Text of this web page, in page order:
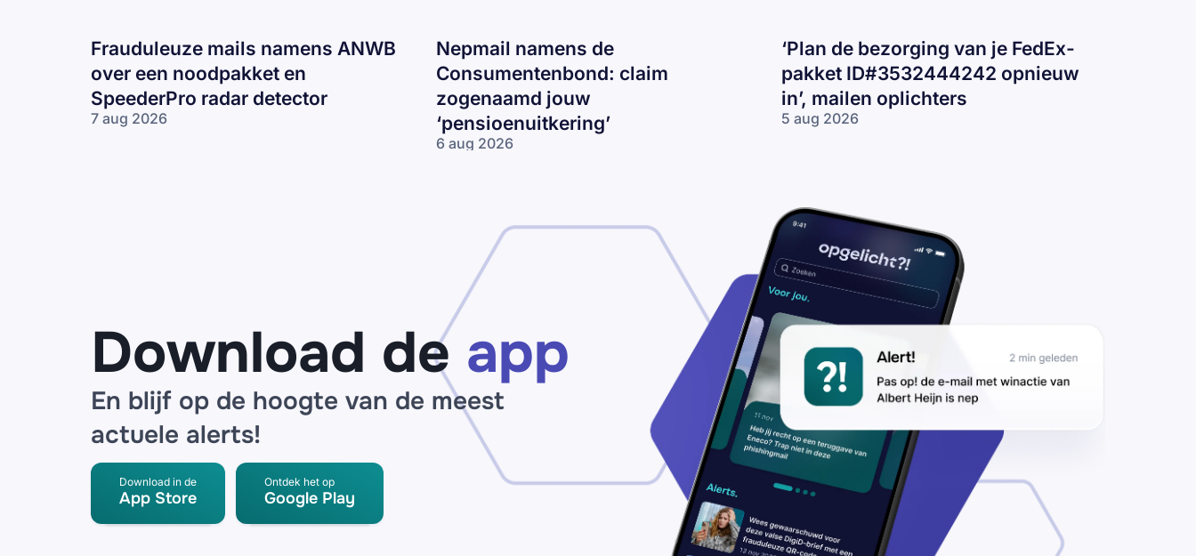
Frauduleuze mails namens ANWB
over een noodpakket en
SpeederPro radar detector
7 aug 2026
Nepmail namens de
Consumentenbond: claim
zogenaamd jouw
‘pensioenuitkering’
6 aug 2026
‘pensioenuitkering’
‘Plan de bezorging van je FedEx-
pakket ID#3532444242 opnieuw
in’, mailen oplichters
5 aug 2026
opnieuw in’,
mailen
oplichters
Download de app
En blijf op de hoogte van de meest
actuele alerts!
Download in de
App Store
Ontdek het op
Google Play